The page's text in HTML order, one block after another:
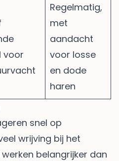
voor
Regelmatig,
met
aandacht
voor losse
en dode
haren
snel op
wrijving bij het
belangrijker dan